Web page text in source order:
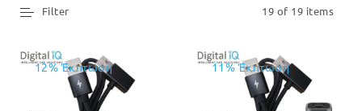
19 of 19 items
Filter
12% Έκπτωση 11% Έκπτωση